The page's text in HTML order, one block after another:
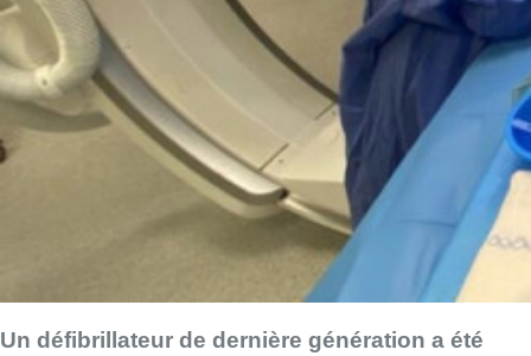
Un défibrillateur de dernière génération a été